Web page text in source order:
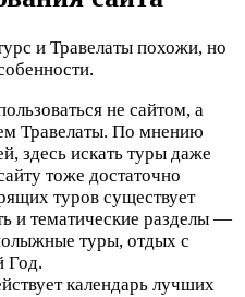
и Травелаты похожи, но
не сайтом, а
Травелаты. По мнению
здесь искать туры даже
тоже достаточно
туров существует
и тематические разделы —
туры, отдых с
Год.
календарь лучших